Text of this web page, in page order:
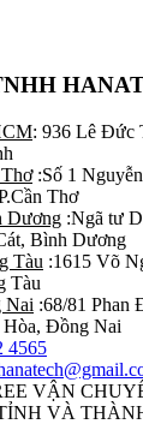
: 936 Lê Đức
:Số 1
Thơ
Dương :Ngã tư
Bình Dương
Tàu :1615 Võ
Tàu
Nai :68/81 Phan
Hòa, Đồng Nai
4565
VẬN
VÀ